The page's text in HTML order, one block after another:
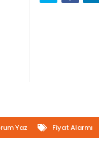
Yaz Fiyat Alarmı